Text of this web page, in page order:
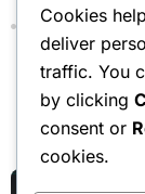
February 2026
You
Cookies
deliver
traffic. You
by clicking
consent or
cookies.